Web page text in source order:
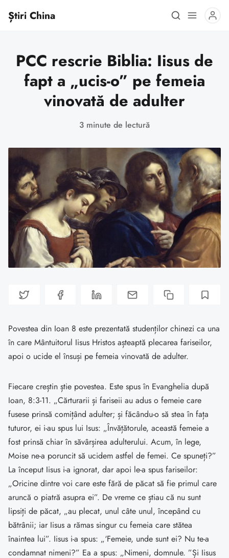
Știri China
PCC rescrie Biblia: Iisus de
fapt a „ucis-o” pe femeia
vinovată de adulter
3 minute de lectură
Povestea din Ioan 8 este prezentată studenților chinezi ca una
în care Mântuitorul Iisus Hristos așteaptă plecarea fariseilor,
apoi o ucide el însuși pe femeia vinovată de adulter.
Fiecare creștin știe povestea. Este spus în Evanghelia după
Ioan, 8:3-11. „Cărturarii și fariseii au adus o femeie care
fusese prinsă comițând adulter; și făcându-o să stea în fața
tuturor, ei i-au spus lui Isus: „Învățătorule, această femeie a
fost prinsă chiar în săvârșirea adulterului. Acum, în lege,
Moise ne-a poruncit să ucidem astfel de femei. Ce spuneți?”
La început Iisus i-a ignorat, dar apoi le-a spus fariseilor:
„Oricine dintre voi care este fără de păcat să fie primul care
aruncă o piatră asupra ei”. De vreme ce știau că nu sunt
lipsiți de păcat, „au plecat, unul câte unul, începând cu
bătrânii; iar Iisus a rămas singur cu femeia care stătea
înaintea lui”. Iisus i-a spus: „‘Femeie, unde sunt ei? Nu te-a
condamnat nimeni?” Ea a spus: „Nimeni, domnule. ”Și Iisus